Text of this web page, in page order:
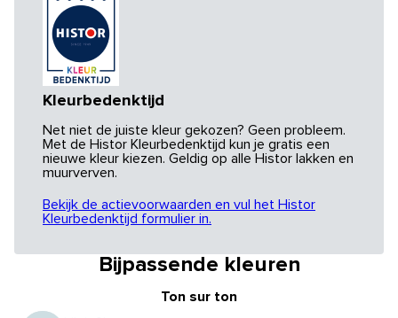
Kleurbedenktijd
Net niet de juiste kleur gekozen? Geen probleem.
Met de Histor Kleurbedenktijd kun je gratis een
nieuwe kleur kiezen. Geldig op alle Histor lakken en
muurverven.
Bekijk de actievoorwaarden en vul het Histor
Kleurbedenktijd formulier in.
Bijpassende kleuren
Ton sur ton